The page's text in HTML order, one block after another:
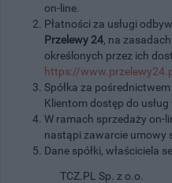
on-line.
Płatności za usługi
Przelewy 24, na
określonych przez ich
https://
Spółka za
Klientom dostęp do
W ramach sprzedaży on-
nastąpi zawarcie umowy
Dane spółki, właściciela
TCZ.PL Sp. z o.o.